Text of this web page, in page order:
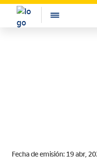
Fecha de emisión: 19 abr,